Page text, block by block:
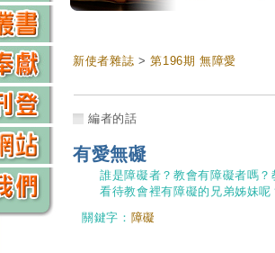
新使者雜誌 >第196期 無障愛
編者的話
有愛無礙
誰是障礙者？教會有障礙者嗎
看待教會裡有障礙的兄弟姊妹呢
關鍵字： 障礙